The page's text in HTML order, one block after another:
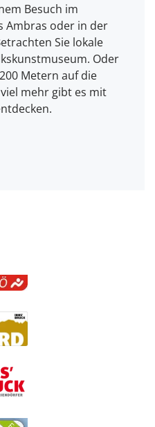
Besuch im
Ambras oder in der
Sie lokale
Oder
Metern auf die
mehr gibt es mit